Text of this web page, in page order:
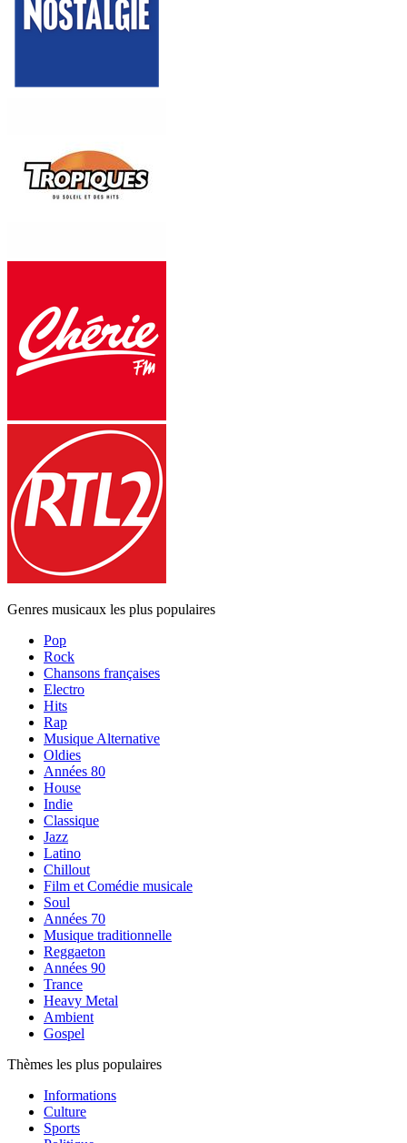
Genres musicaux les plus populaires
Pop
Rock
Chansons françaises
Electro
Hits
Rap
Musique Alternative
Oldies
Années 80
House
Indie
Classique
Jazz
Latino
Chillout
Film et Comédie musicale
Soul
Années 70
Musique traditionnelle
Reggaeton
Années 90
Trance
Heavy Metal
Ambient
Gospel
Thèmes les plus populaires
Informations
Culture
Sports